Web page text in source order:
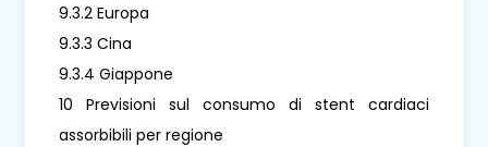
9.3.2 Europa
9.3.3 Cina
9.3.4 Giappone
10 Previsioni sul consumo di stent cardiaci
assorbibili per regione